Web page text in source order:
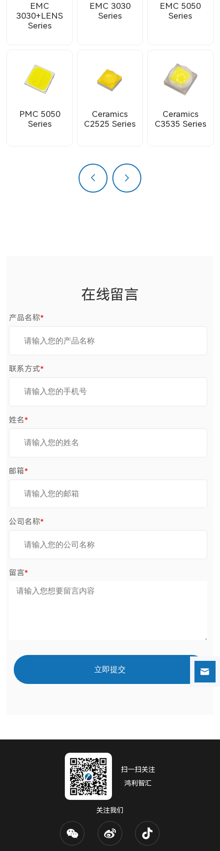
EMC
3030+LENS
Series
EMC 3030
Series
EMC 5050
Series
PMC 5050
Series
Ceramics
C2525 Series
Ceramics
C3535 Series
上一页 下一页
在线留言
产品名称*
联系方式*
姓名*
邮箱*
公司名称*
留言*
立即提交
扫一扫关注
鸿利智汇
关注我们